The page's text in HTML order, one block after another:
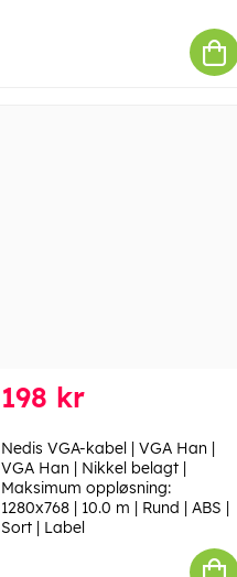
198 kr
Nedis VGA-kabel | VGA Han |
VGA Han | Nikkel belagt |
Maksimum oppløsning:
1280x768 | 10.0 m | Rund | ABS |
Sort | Label